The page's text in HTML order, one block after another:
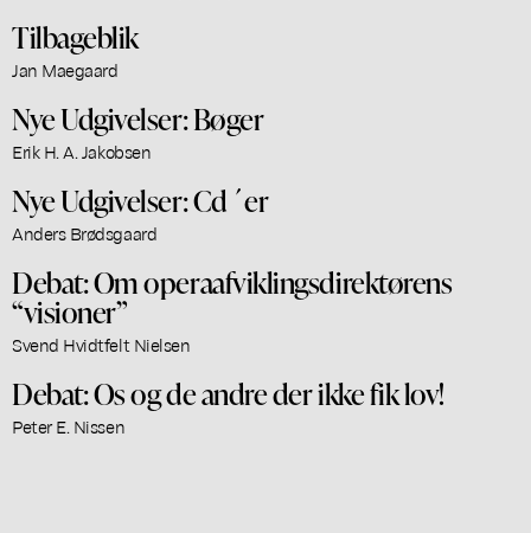
Tilbageblik
Jan Maegaard
Nye Udgivelser: Bøger
Erik H. A. Jakobsen
Nye Udgivelser: Cd´er
Anders Brødsgaard
Debat: Om operaafviklingsdirektørens
“visioner”
Svend Hvidtfelt Nielsen
Debat: Os og de andre der ikke fik lov!
Peter E. Nissen